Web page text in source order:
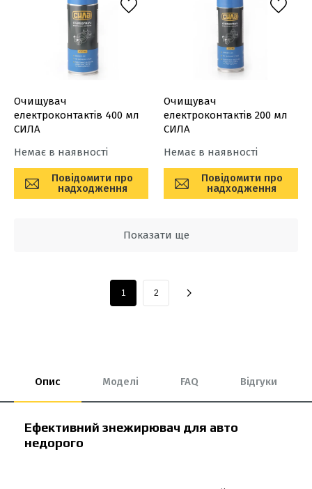
Очищувач
електроконтактів 400 мл
СИЛА
Немає в наявності
Повідомити про
надходження
Очищувач
електроконтактів 200 мл
СИЛА
Немає в наявності
Повідомити про
надходження
Показати ще
1 2
Опис Моделі FAQ Відгуки
Ефективний знежирювач для авто
недорого